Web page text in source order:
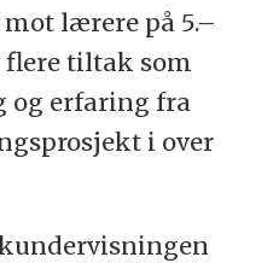
lærere på 5.–
flere tiltak som
og erfaring fra
i over